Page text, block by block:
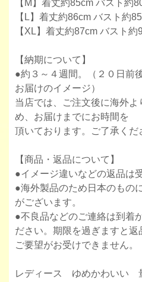
【M】着丈約85cm バスト約
【L】着丈約86cm バスト約
【XL】着丈約87cm バスト約
【納期について】
●約３～４週間。（２０日前
お届けのイメージ）
当店では、ご注文後に海外よ
め、お届けまでにお時間を
頂いております。ご了承くだ
【商品・返品について】
●イメージ違いなどの返品は
●海外製品のため日本のもの
がございます。
●不良品などのご連絡は到着
ださい。期限を過ぎますと返
ご要望がお受けできません。
レディース ゆめかわいい